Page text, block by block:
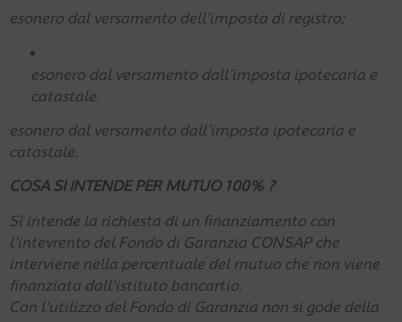
esonero dal versamento dell’imposta di registro;
esonero dal versamento dall’imposta ipotecaria e
catastale.
esonero dal versamento dall’imposta ipotecaria e
catastale.
COSA SI INTENDE PER MUTUO 100% ?
Si intende la richiesta di un finanziamento con
l'intevrento del Fondo di Garanzia CONSAP che
interviene nella percentuale del mutuo che non viene
finanziata dall'istituto bancartio.
Con l'utilizzo del Fondo di Garanzia non si gode della